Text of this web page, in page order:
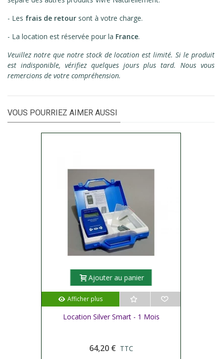
- Les frais de retour sont à votre charge.
- La location est réservée pour la France.
Veuillez notre que notre stock de location est limité. Si le produit
est indisponible, vérifiez quelques jours plus tard. Nous vous
remercions de votre compréhension.
VOUS POURRIEZ AIMER AUSSI
Ajouter au panier
Afficher plus
Location Silver Smart - 1 Mois
64,20 € TTC